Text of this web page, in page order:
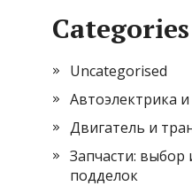
Categories
Uncategorised
Автоэлектрика
Двигатель и
Запчасти: выбор
подделок